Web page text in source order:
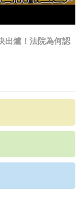
出爐！法院為何認